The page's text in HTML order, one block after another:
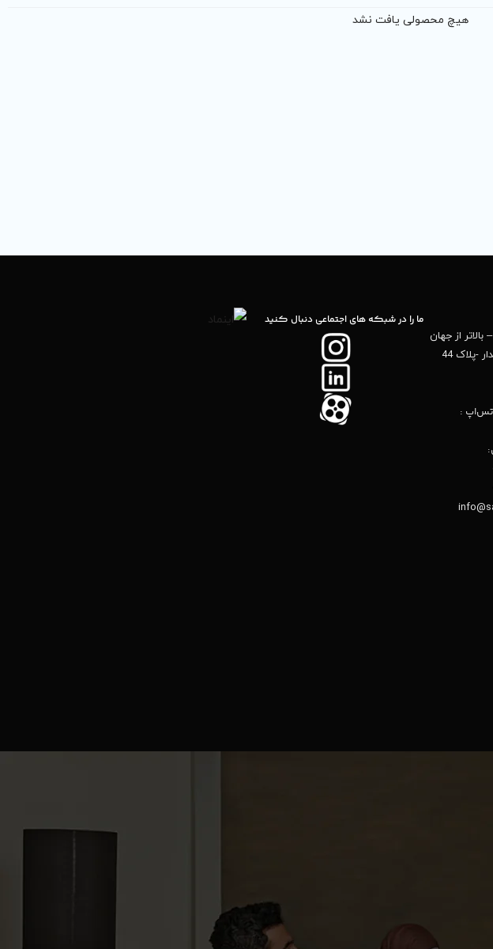
هیچ محصولی یافت نشد
بالاتر از جهان
-پلاک 44
:
ما را در شبکه های اجتماعی دنبال کنید